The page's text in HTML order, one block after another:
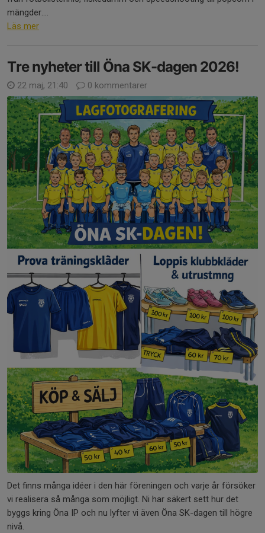
mängder....
Läs mer
Tre nyheter till Öna SK-dagen 2026!
22 maj, 21:40 0 kommentarer
Det finns många idéer i den här föreningen och varje år försöker
vi realisera så många som möjligt. Ni har säkert sett hur det
byggs kring Öna IP och nu lyfter vi även Öna SK-dagen till högre
nivå.